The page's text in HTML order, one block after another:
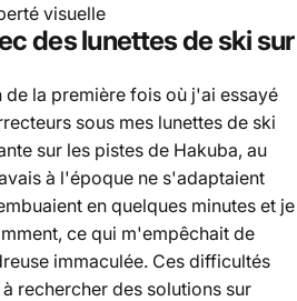
visuelle
des lunettes de ski sur
de la première fois où j'ai essayé
sous mes lunettes de ski
sur les pistes de Hakuba, au
à l'époque ne s'adaptaient
en quelques minutes et je
ce qui m'empêchait de
immaculée. Ces difficultés
rechercher des solutions sur